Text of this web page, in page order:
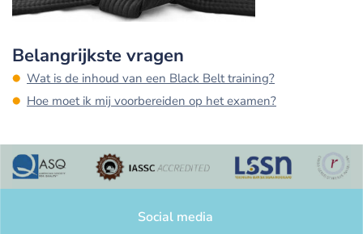
Belangrijkste vragen
Wat is de inhoud van een Black Belt training?
Hoe moet ik mij voorbereiden op het examen?
Social media